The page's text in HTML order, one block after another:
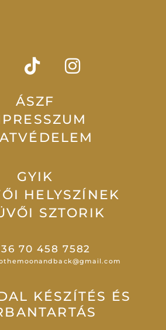
ÁSZF
GYIK
HELYSZÍNEK
SZTORIK
70 458 7582
KÉSZÍTÉS ÉS